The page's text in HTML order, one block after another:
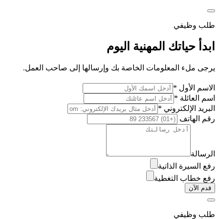
طلب وظيفي
ابدأ حياتك المهنية اليوم
يرجى ملء المعلومات الخاصة بك وإرسالها إلى صاحب العمل.
الاسم الأول *
اسم العائلة *
البريد الإلكتروني *
رقم الهاتف
الرسالة
رفع السيرة الذاتية
رفع خطاب التغطية
قدم الآن
طلب وظيفي